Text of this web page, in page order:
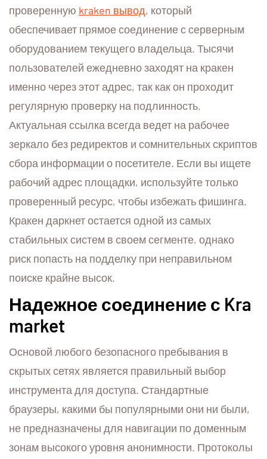
проверенную kraken вывод, который
обеспечивает прямое соединение с серверным
оборудованием текущего владельца. Тысячи
пользователей ежедневно заходят на кракен
именно через этот адрес, так как он проходит
регулярную проверку на подлинность.
Актуальная ссылка всегда ведет на рабочее
зеркало без редиректов и сомнительных скриптов
сбора информации о посетителе. Если вы ищете
рабочий адрес площадки, используйте только
проверенный ресурс, чтобы избежать фишинга.
Кракен даркнет остается одной из самых
стабильных систем в своем сегменте, однако
риск попасть на подделку при неправильном
поиске крайне высок.
Надежное соединение с Kra
market
Основой любого безопасного пребывания в
скрытых сетях является правильный выбор
инструмента для доступа. Стандартные
браузеры, какими бы популярными они ни были,
не предназначены для навигации по доменным
зонам высокого уровня анонимности. Протоколы